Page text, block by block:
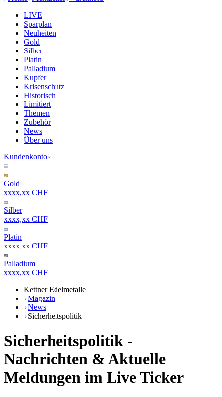
LIVE
Sparplan
Neuheiten
Gold
Silber
Platin
Palladium
Kupfer
Krisenschutz
Historisch
Limitiert
Themen
Zubehör
News
Über uns
Kundenkonto
Gold
xxxx,xx CHF
Silber
xxxx,xx CHF
Platin
xxxx,xx CHF
Palladium
xxxx,xx CHF
Kettner Edelmetalle
Magazin
News
Sicherheitspolitik
Sicherheitspolitik -
Nachrichten & Aktuelle
Meldungen im Live Ticker